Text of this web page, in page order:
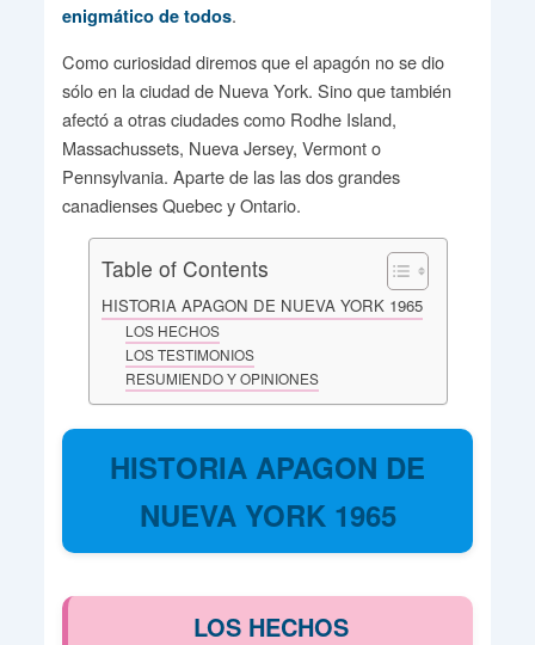
enigmático de todos.
Como curiosidad diremos que el apagón no se dio
sólo en la ciudad de Nueva York. Sino que también
afectó a otras ciudades como Rodhe Island,
Massachussets, Nueva Jersey, Vermont o
Pennsylvania. Aparte de las las dos grandes
canadienses Quebec y Ontario.
Table of Contents
HISTORIA APAGON DE NUEVA YORK 1965
LOS HECHOS
LOS TESTIMONIOS
RESUMIENDO Y OPINIONES
HISTORIA APAGON DE
NUEVA YORK 1965
LOS HECHOS